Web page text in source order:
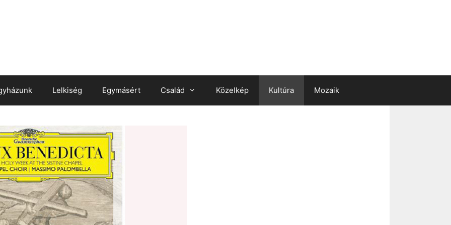
Lelkiség Egymásért Család Közelkép Kultúra Mozaik